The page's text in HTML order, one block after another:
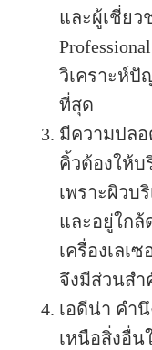
และผู้เชี่ย
วิเคราะห์ปั
ที่สุด
มีความปลอ
คิ้วต้องให้
เพราะผิว
และอยู่ใกล้
เครื่องเลเ
จึงมีส่วนส
เอดีน่า คำ
เหนือสิ่งอื่